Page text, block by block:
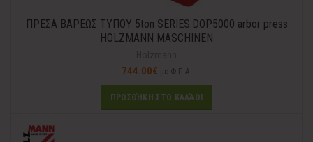
ΠΡΕΣΑ ΒΑΡΕΩΣ ΤΥΠΟΥ 5ton SERIES:DOP5000 arbor press
HOLZMANN MASCHINEN
744.00€ με Φ.Π.Α.
ΠΡΟΣΘΉΚΗ ΣΤΟ ΚΑΛΆΘΙ